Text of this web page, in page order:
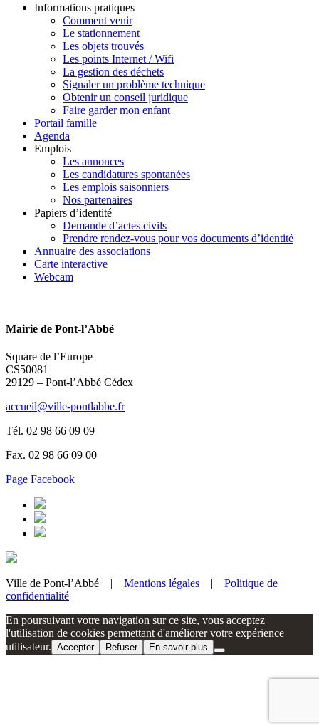
Informations pratiques
Comment venir
Le stationnement
Les objets trouvés
Les points Internet / Wifi
La gestion des déchets
Signaler un problème technique
Obtenir un conseil juridique
Faire garder mon enfant
Portail famille
Agenda
Emplois
Les annonces
Les candidatures spontanées
Les emplois saisonniers
Nos partenaires
Papiers d’identité
Demande d’actes civils
Prendre rendez-vous pour vos documents d’identité
Annuaire des associations
Carte interactive
Webcam
Mairie de Pont-l’Abbé
Square de l’Europe
CS50081
29129 – Pont-l’Abbé Cédex
accueil@ville-pontlabbe.fr
Tél. 02 98 66 09 09
Fax. 02 98 66 09 00
Page Facebook
Ville de Pont-l’Abbé | Mentions légales | Politique de
confidentialité
En poursuivant votre navigation sur ce site, vous acceptez
l'utilisation de cookies permettant d'améliorer votre expérience
utilisateur. Accepter Refuser En savoir plus